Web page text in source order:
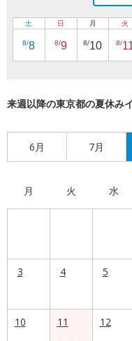
土
8/8
日
8/9
月
8/10
火
8/
来週以降の東京都の夏休み
6月 7月
月 火 水
3 4 5
10
11
12